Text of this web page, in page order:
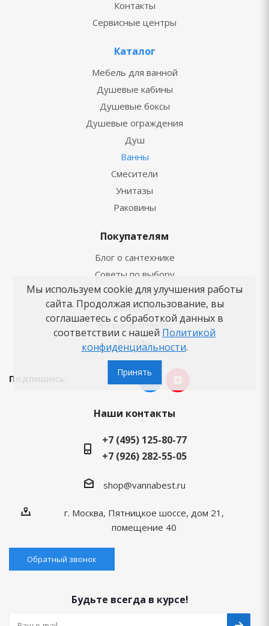
Контакты
Сервисные центры
Каталог
Мебель для ванной
Душевые кабины
Душевые боксы
Душевые ограждения
Душ
Ванны
Смесители
Унитазы
Раковины
Покупателям
Блог о сантехнике
Советы по выбору
Как заказать
Новости
Вопросы-ответы
Подпишись:
Наши контакты
+7 (495) 125-80-77
+7 (926) 282-55-05
shop@vannabest.ru
г. Москва, Пятницкое шоссе, дом 21,
помещение 40
Обратный звонок
Будьте всегда в курсе!
Мы используем cookie для улучшения работы
сайта. Продолжая использование, вы
соглашаетесь с обработкой данных в
соответствии с нашей Политикой
конфиденциальности.
Принять